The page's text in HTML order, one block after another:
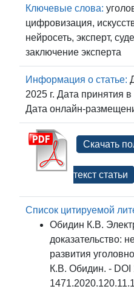
Ключевые слова:
цифровизация,
нейросеть, эксперт,
заключение эксперта
Информация о статье:
2025 г. Дата принятия
Дата онлайн-
Скачать
текст статьи
Список цитируемой
Обидин К.В.
доказательство:
развития
К.В. Обидин. - DOI